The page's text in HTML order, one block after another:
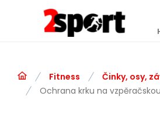
Fitness Činky, osy,
Ochrana krku na